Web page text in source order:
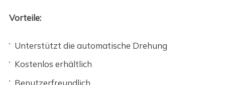
Vorteile:
Unterstützt die automatische Drehung
Kostenlos erhältlich
Benutzerfreundlich